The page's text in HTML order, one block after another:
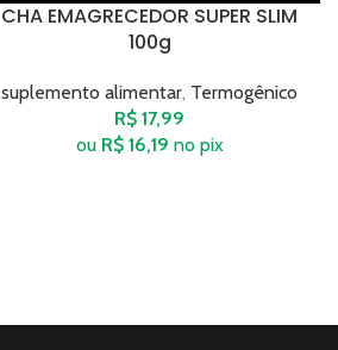
CHA EMAGRECEDOR SUPER SLIM
100g
suplemento alimentar, Termogênico
R$ 17,99
ou R$16,19 no pix